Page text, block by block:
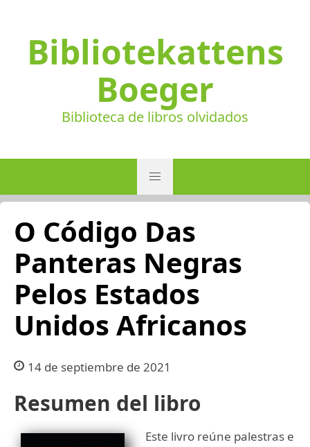
Bibliotekattens
Boeger
Biblioteca de libros olvidados
O Código Das
Panteras Negras
Pelos Estados
Unidos Africanos
14 de septiembre de 2021
Resumen del libro
Este livro reúne palestras e